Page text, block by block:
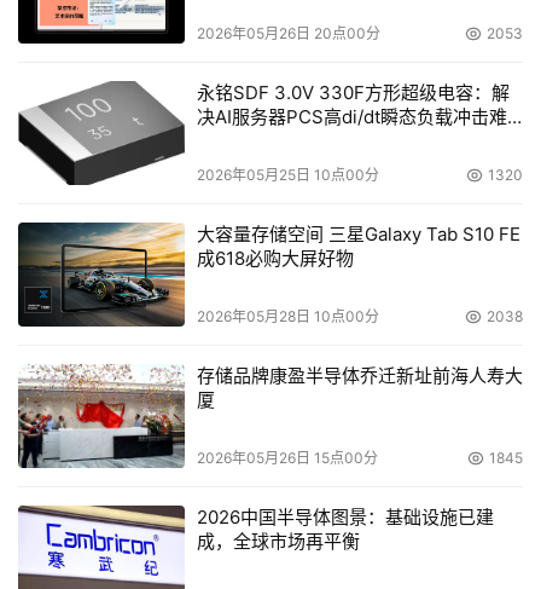
2026年05月26日 20点00分 2053
永铭SDF 3.0V 330F方形超级电容：解
决AI服务器PCS高di/dt瞬态负载冲击难
2026年05月25日 10点00分 1320
大容量存储空间 三星Galaxy Tab S10 FE
成618必购大屏好物
2026年05月28日 10点00分 2038
存储品牌康盈半导体乔迁新址前海人寿大
厦
2026年05月26日 15点00分 1845
2026中国半导体图景：基础设施已建
成，全球市场再平衡